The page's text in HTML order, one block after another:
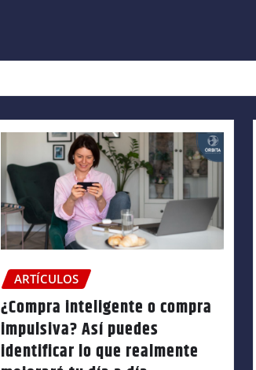
ARTÍCULOS
¿Compra inteligente o compra
impulsiva? Así puedes
identificar lo que realmente